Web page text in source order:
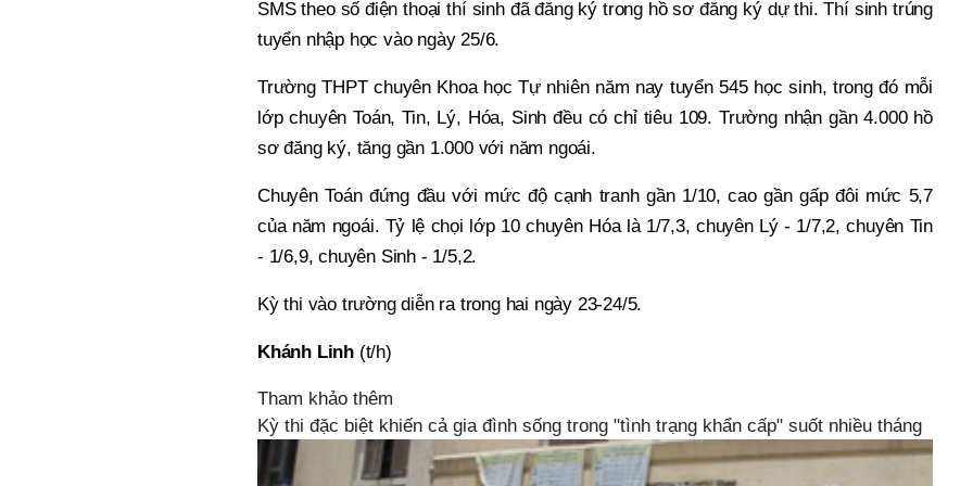
SMS theo số điện thoại thí sinh đã đăng ký trong hồ sơ đăng ký dự thi. Thí sinh trúng
tuyển nhập học vào ngày 25/6.
Trường THPT chuyên Khoa học Tự nhiên năm nay tuyển 545 học sinh, trong đó mỗi
lớp chuyên Toán, Tin, Lý, Hóa, Sinh đều có chỉ tiêu 109. Trường nhận gần 4.000 hồ
sơ đăng ký, tăng gần 1.000 với năm ngoái.
Chuyên Toán đứng đầu với mức độ cạnh tranh gần 1/10, cao gần gấp đôi mức 5,7
của năm ngoái. Tỷ lệ chọi lớp 10 chuyên Hóa là 1/7,3, chuyên Lý - 1/7,2, chuyên Tin
- 1/6,9, chuyên Sinh - 1/5,2.
Kỳ thi vào trường diễn ra trong hai ngày 23-24/5.
Khánh Linh (t/h)
Tham khảo thêm
Kỳ thi đặc biệt khiến cả gia đình sống trong "tình trạng khẩn cấp" suốt nhiều tháng